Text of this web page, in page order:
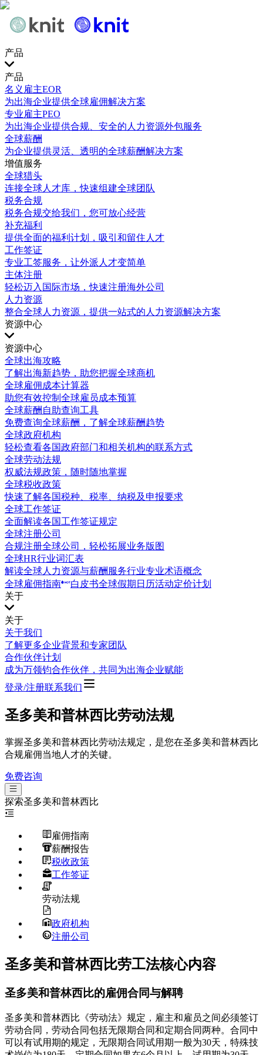
产品
产品
名义雇主EOR
为出海企业提供全球雇佣解决方案
专业雇主PEO
为出海企业提供合规、安全的人力资源外包服务
全球薪酬
为企业提供灵活、透明的全球薪酬解决方案
增值服务
全球猎头
连接全球人才库，快速组建全球团队
税务合规
税务合规交给我们，您可放心经营
补充福利
提供全面的福利计划，吸引和留住人才
工作签证
专业工签服务，让外派人才变简单
主体注册
轻松迈入国际市场，快速注册海外公司
人力资源
整合全球人力资源，提供一站式的人力资源解决方案
资源中心
资源中心
全球出海攻略
了解出海新趋势，助您把握全球商机
全球雇佣成本计算器
助您有效控制全球雇员成本预算
全球薪酬自助查询工具
免费查询全球薪酬，了解全球薪酬趋势
全球政府机构
轻松查看各国政府部门和相关机构的联系方式
全球劳动法规
权威法规政策，随时随地掌握
全球税收政策
快速了解各国税种、税率、纳税及申报要求
全球工作签证
全面解读各国工作签证规定
全球注册公司
合规注册全球公司，轻松拓展业务版图
全球HR行业词汇表
解读全球人力资源与薪酬服务行业专业术语概念
全球雇佣指南
白皮书全球假期日历活动定价计划
关于
关于
关于我们
了解更多企业背景和专家团队
合作伙伴计划
成为万领钧合作伙伴，共同为出海企业赋能
登录/注册联系我们
圣多美和普林西比劳动法规
掌握圣多美和普林西比劳动法规定，是您在圣多美和普林西比
合规雇佣当地人才的关键。
免费咨询
探索圣多美和普林西比
雇佣指南
薪酬报告
税收政策
工作签证
劳动法规
政府机构
注册公司
圣多美和普林西比劳工法核心内容
圣多美和普林西比的雇佣合同与解聘
圣多美和普林西比《劳动法》规定，雇主和雇员之间必须签订
劳动合同，劳动合同包括无限期合同和定期合同两种。合同中
可以有试用期的规定，无限期合同试用期一般为30天，特殊技